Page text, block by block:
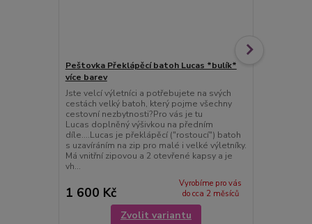
Peštovka Překlápěcí batoh Lucas *bulík*
více barev
Jste velcí výletníci a potřebujete na svých
cestách velký batoh, který pojme všechny
cestovní nezbytnosti?Pro vás je tu
Lucas doplněný výšivkou na předním
díle....Lucas je překlápěcí ("rostoucí") batoh
s uzavíráním na zip pro malé i velké výletníky.
Má vnitřní zipovou a 2 otevřené kapsy a je
vh...
1 600 Kč
Vyrobíme pro vás
do cca 2 měsíců
Zvolit variantu